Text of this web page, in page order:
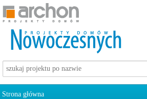
Strona główna